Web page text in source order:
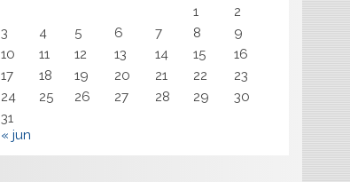
1
2
3
4 5 6 7 8
9
10
11 12 13 14 15
16
17
18 19 20 21 22
23
24
25 26 27 28 29
30
31
« jun